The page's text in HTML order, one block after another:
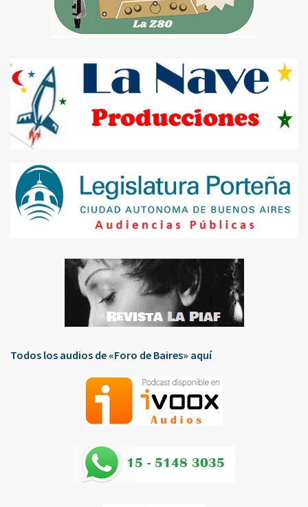
Todos los audios de «Foro de Baires» aquí